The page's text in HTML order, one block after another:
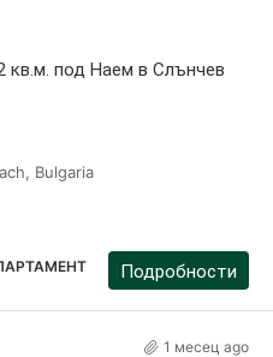
кв.м. под Наем в Слънчев
Bulgaria
Подробности
1 месец ago